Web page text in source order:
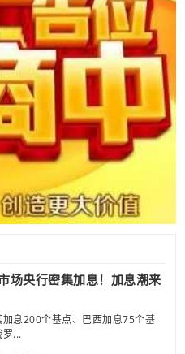
场央行密集加息！加息潮来
加息200个基点、巴西加息75个基
罗...